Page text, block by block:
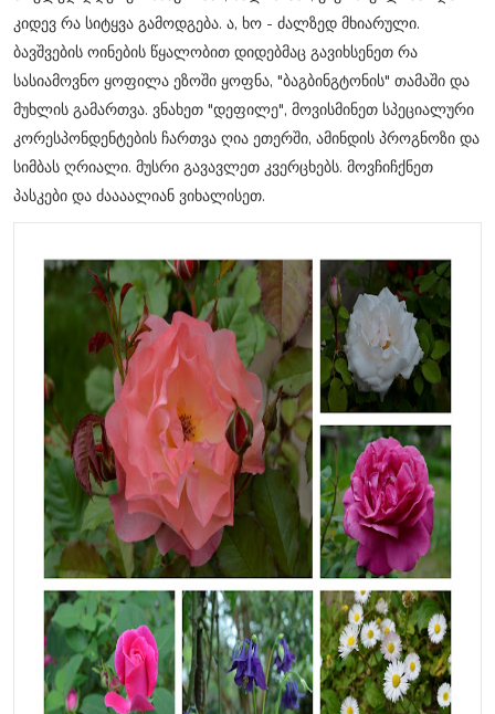
კიდევ რა სიტყვა გამოდგება. ა, ხო - ძალზედ მხიარული.
ბავშვების ოინების წყალობით დიდებმაც გავიხსენეთ რა
სასიამოვნო ყოფილა ეზოში ყოფნა, "ბაგბინგტონის" თამაში და
მუხლის გამართვა. ვნახეთ "დეფილე", მოვისმინეთ სპეციალური
კორესპონდენტების ჩართვა ღია ეთერში, ამინდის პროგნოზი და
სიმბას ღრიალი. მუსრი გავავლეთ კვერცხებს. მოვჩიჩქნეთ
პასკები და ძაააალიან ვიხალისეთ.